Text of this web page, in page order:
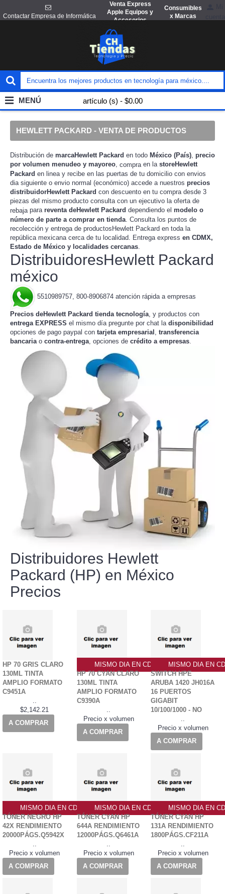
Contactar Empresa de Informática
Venta Express
Apple Equipos y
Accesorios
Consumibles
x Marcas
artículo (s) - $0.00
MENÚ
HEWLETT PACKARD - VENTA DE PRODUCTOS
Distribución de marcaHewlett Packard en todo México (País), precio
por volumen menudeo y mayoreo, compra en la storeHewlett
Packard en linea y recibe en las puertas de tu domicilio con envios
dia siguiente o envio normal (económico) accede a nuestros precios
distribuidorHewlett Packard con descuento en tu compra desde 3
piezas del mismo producto consulta con un ejecutivo la oferta de
rebaja para reventa deHewlett Packard dependiendo el modelo o
número de parte a comprar en tienda . Consulta los puntos de
recolección y entrega de productosHewlett Packard en toda la
república mexicana cerca de tu localidad . Entrega express en CDMX,
Estado de México y localidades cercanas.
DistribuidoresHewlett Packard
méxico
5510989757, 800-8906874 atención rápida a empresas
Precios deHewlett Packard tienda tecnología, y productos con
entrega EXPRESS el mismo día pregunte por chat la disponibilidad
opciones de pago paypal con tarjeta empresarial , transferencia
bancariao contra-entrega, opciones de crédito a empresas.
Distribuidores Hewlett
Packard (HP) en México
Precios
HP 70 GRIS CLARO
130ML TINTA
AMPLIO FORMATO
C9451A
..
$2,142.21
A COMPRAR
MISMO DIA EN CDMX
HP 70 CYAN CLARO
130ML TINTA
AMPLIO FORMATO
C9390A
..
Precio x volumen
A COMPRAR
MISMO DIA EN
SWITCH HPE
ARUBA 1420 JH016A
16 PUERTOS
GIGABIT
10/100/1000 - NO
..
Precio x volumen
A COMPRAR
MISMO DIA EN CDMX
TÓNER NEGRO HP
42X RENDIMIENTO
20000PÁGS.Q5942X
Precio x volumen
A COMPRAR
MISMO DIA EN CDMX
TÓNER CYAN HP
644A RENDIMIENTO
12000PÁGS.Q6461A
Precio x volumen
A COMPRAR
MISMO DIA EN
TÓNER CYAN HP
131A RENDIMIENTO
1800PÁGS.CF211A
Precio x volumen
A COMPRAR